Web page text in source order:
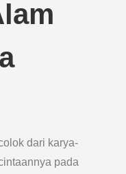
dari karya-
pada